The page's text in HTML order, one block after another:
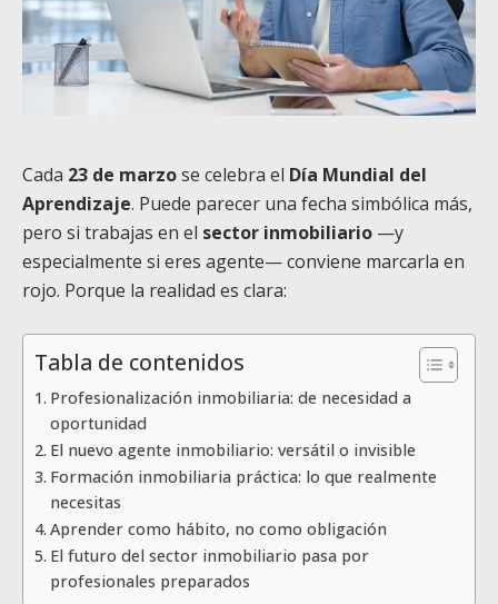
Cada 23 de marzose celebra el Día Mundial del
Aprendizaje. Puede parecer una fecha simbólica más,
pero si trabajas en el sector inmobiliario —y
especialmente si eres agente— conviene marcarla en
rojo. Porque la realidad es clara:
Tabla de contenidos
Profesionalización inmobiliaria: de necesidad a
oportunidad
El nuevo agente inmobiliario: versátil o invisible
Formación inmobiliaria práctica: lo que realmente
necesitas
Aprender como hábito, no como obligación
El futuro del sector inmobiliario pasa por
profesionales preparados